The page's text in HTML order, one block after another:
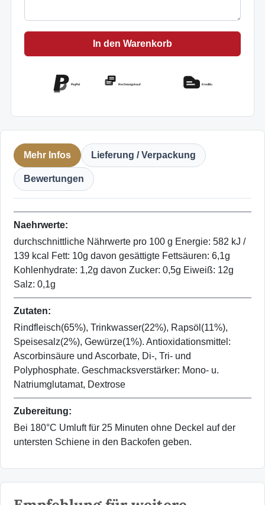
In den Warenkorb
PayPal Rechnungskauf Kreditkarte
Mehr Infos Lieferung / Verpackung
Bewertungen
Naehrwerte:
durchschnittliche Nährwerte pro 100 g Energie: 582 kJ /
139 kcal Fett: 10g davon gesättigte Fettsäuren: 6,1g
Kohlenhydrate: 1,2g davon Zucker: 0,5g Eiweiß: 12g
Salz: 0,1g
Zutaten:
Rindfleisch(65%), Trinkwasser(22%), Rapsöl(11%),
Speisesalz(2%), Gewürze(1%). Antioxidationsmittel:
Ascorbinsäure und Ascorbate, Di-, Tri- und
Polyphosphate. Geschmacksverstärker: Mono- u.
Natriumglutamat, Dextrose
Zubereitung:
Bei 180°C Umluft für 25 Minuten ohne Deckel auf der
untersten Schiene in den Backofen geben.